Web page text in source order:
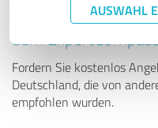
AUSWAHL
Tipp: Die
dem ExpertCompass
Fordern Sie kostenlos
Deutschland, die von
empfohlen wurden.